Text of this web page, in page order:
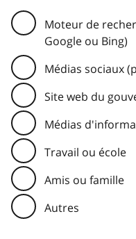
Moteur de
Google ou Bing)
Médias sociaux
Site web du
Médias
Travail ou école
Amis ou famille
Autres